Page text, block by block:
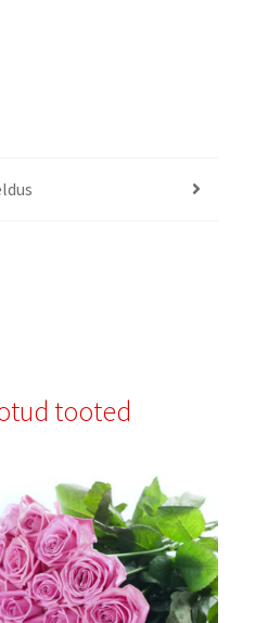
tooted